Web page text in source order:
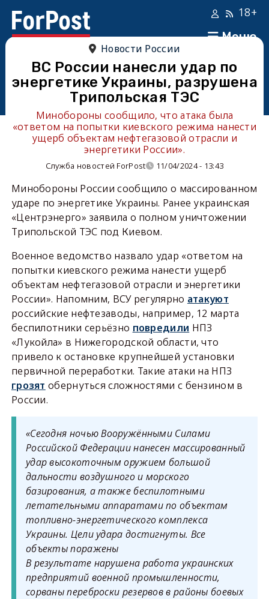
Меню
18+
Новости России
ВС России нанесли удар по
энергетике Украины, разрушена
Трипольская ТЭС
Минобороны сообщило, что атака была
«ответом на попытки киевского режима нанести
ущерб объектам нефтегазовой отрасли и
энергетики России».
Служба новостей ForPost 11/04/2024 - 13:43
Минобороны России сообщило о массированном
ударе по энергетике Украины. Ранее украинская
«Центрэнерго» заявила о полном уничтожении
Трипольской ТЭС под Киевом.
Военное ведомство назвало удар «ответом на
попытки киевского режима нанести ущерб
объектам нефтегазовой отрасли и энергетики
России». Напомним, ВСУ регулярно атакуют
российские нефтезаводы, например, 12 марта
беспилотники серьёзно повредили НПЗ
«Лукойла» в Нижегородской области, что
привело к остановке крупнейшей установки
первичной переработки. Такие атаки на НПЗ
грозят обернуться сложностями с бензином в
России.
«Сегодня ночью Вооружёнными Силами
Российской Федерации нанесен массированный
удар высокоточным оружием большой
дальности воздушного и морского
базирования, а также беспилотными
летательными аппаратами по объектам
топливно-энергетического комплекса
Украины. Цели удара достигнуты. Все
объекты поражены
В результате нарушена работа украинских
предприятий военной промышленности,
сорваны переброски резервов в районы боевых